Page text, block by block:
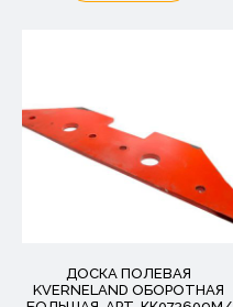
ДОСКА ПОЛЕВАЯ
KVERNELAND ОБОРОТНАЯ